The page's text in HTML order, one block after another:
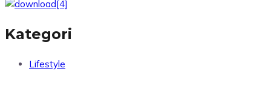
Kategori
Lifestyle